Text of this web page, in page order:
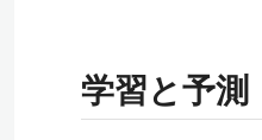
学習と予測